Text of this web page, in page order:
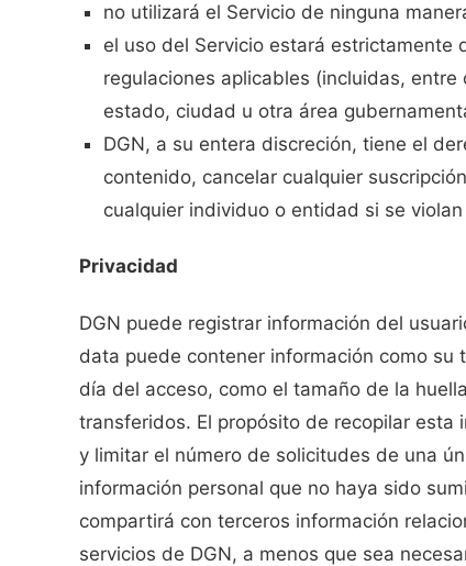
no utilizará el Servicio de ninguna
el uso del Servicio estará estrictamente
regulaciones aplicables (incluidas,
estado, ciudad u otra área
DGN, a su entera discreción, tiene el
contenido, cancelar cualquier
cualquier individuo o entidad si se
Privacidad
DGN puede registrar información del
data puede contener información como su
día del acceso, como el tamaño de la
transferidos. El propósito de recopilar esta
y limitar el número de solicitudes de una
información personal que no haya sido
compartirá con terceros información
servicios de DGN, a menos que sea